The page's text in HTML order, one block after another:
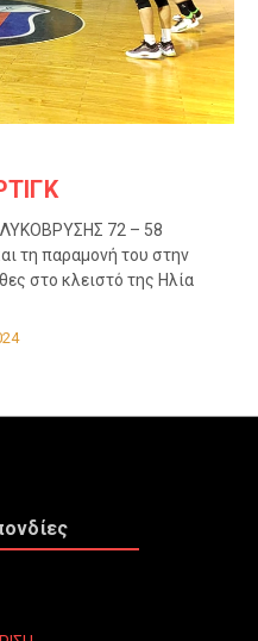
72 – 58
τη παραμονή του στην
στο κλειστό της Ηλία